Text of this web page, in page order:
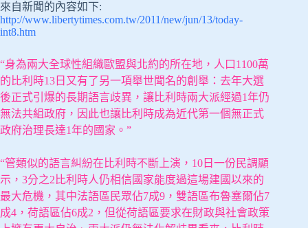
來自新聞的內容如下:
http://www.libertytimes.com.tw/2011/new/jun/13/today-
int8.htm
“身為兩大全球性組織歐盟與北約的所在地，人口1100萬
的比利時13日又有了另一項舉世聞名的創舉：去年大選
後正式引爆的長期語言歧異，讓比利時兩大派經過1年仍
無法共組政府，因此也讓比利時成為近代第一個無正式
政府治理長達1年的國家。”
“管類似的語言糾紛在比利時不斷上演，10日一份民調顯
示，3分之2比利時人仍相信國家能度過這場建國以來的
最大危機，其中法語區民眾佔7成9，雙語區布魯塞爾佔7
成4，荷語區佔6成2，但從荷語區要求在財政與社會政策